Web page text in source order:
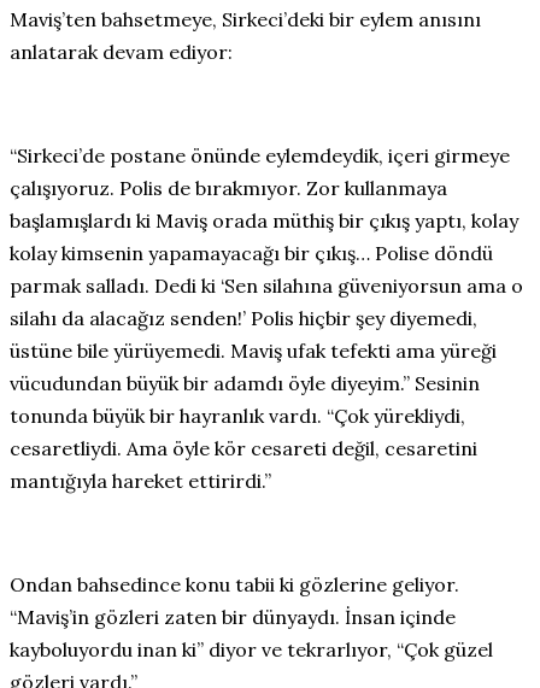
Maviş’ten bahsetmeye, Sirkeci’deki bir eylem anısını
anlatarak devam ediyor:
“Sirkeci’de postane önünde eylemdeydik, içeri girmeye
çalışıyoruz. Polis de bırakmıyor. Zor kullanmaya
başlamışlardı ki Maviş orada müthiş bir çıkış yaptı, kolay
kolay kimsenin yapamayacağı bir çıkış… Polise döndü
parmak salladı. Dedi ki ‘Sen silahına güveniyorsun ama o
silahı da alacağız senden!’ Polis hiçbir şey diyemedi,
üstüne bile yürüyemedi. Maviş ufak tefekti ama yüreği
vücudundan büyük bir adamdı öyle diyeyim.” Sesinin
tonunda büyük bir hayranlık vardı. “Çok yürekliydi,
cesaretliydi. Ama öyle kör cesareti değil, cesaretini
mantığıyla hareket ettirirdi.”
Ondan bahsedince konu tabii ki gözlerine geliyor.
“Maviş’in gözleri zaten bir dünyaydı. İnsan içinde
kayboluyordu inan ki” diyor ve tekrarlıyor, “Çok güzel
gözleri vardı.”